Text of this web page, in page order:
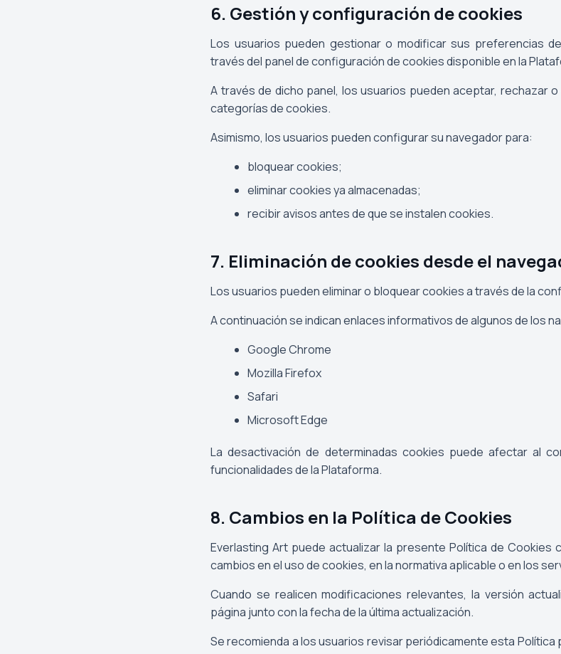
6. Gestión y configuración de cookies
Los usuarios pueden gestionar o modificar sus preferencias
través del panel de configuración de cookies disponible en la
A través de dicho panel, los usuarios pueden aceptar, rechazar
categorías de cookies.
Asimismo, los usuarios pueden configurar su navegador para:
bloquear cookies;
eliminar cookies ya almacenadas;
recibir avisos antes de que se instalen cookies.
7. Eliminación de cookies desde el
Los usuarios pueden eliminar o bloquear cookies a través de la
A continuación se indican enlaces informativos de algunos de los
Google Chrome
Mozilla Firefox
Safari
Microsoft Edge
La desactivación de determinadas cookies puede afectar al
funcionalidades de la Plataforma.
8. Cambios en la Política de Cookies
Everlasting Art puede actualizar la presente Política de
cambios en el uso de cookies, en la normativa aplicable o en los
Cuando se realicen modificaciones relevantes, la versión
página junto con la fecha de la última actualización.
Se recomienda a los usuarios revisar periódicamente esta